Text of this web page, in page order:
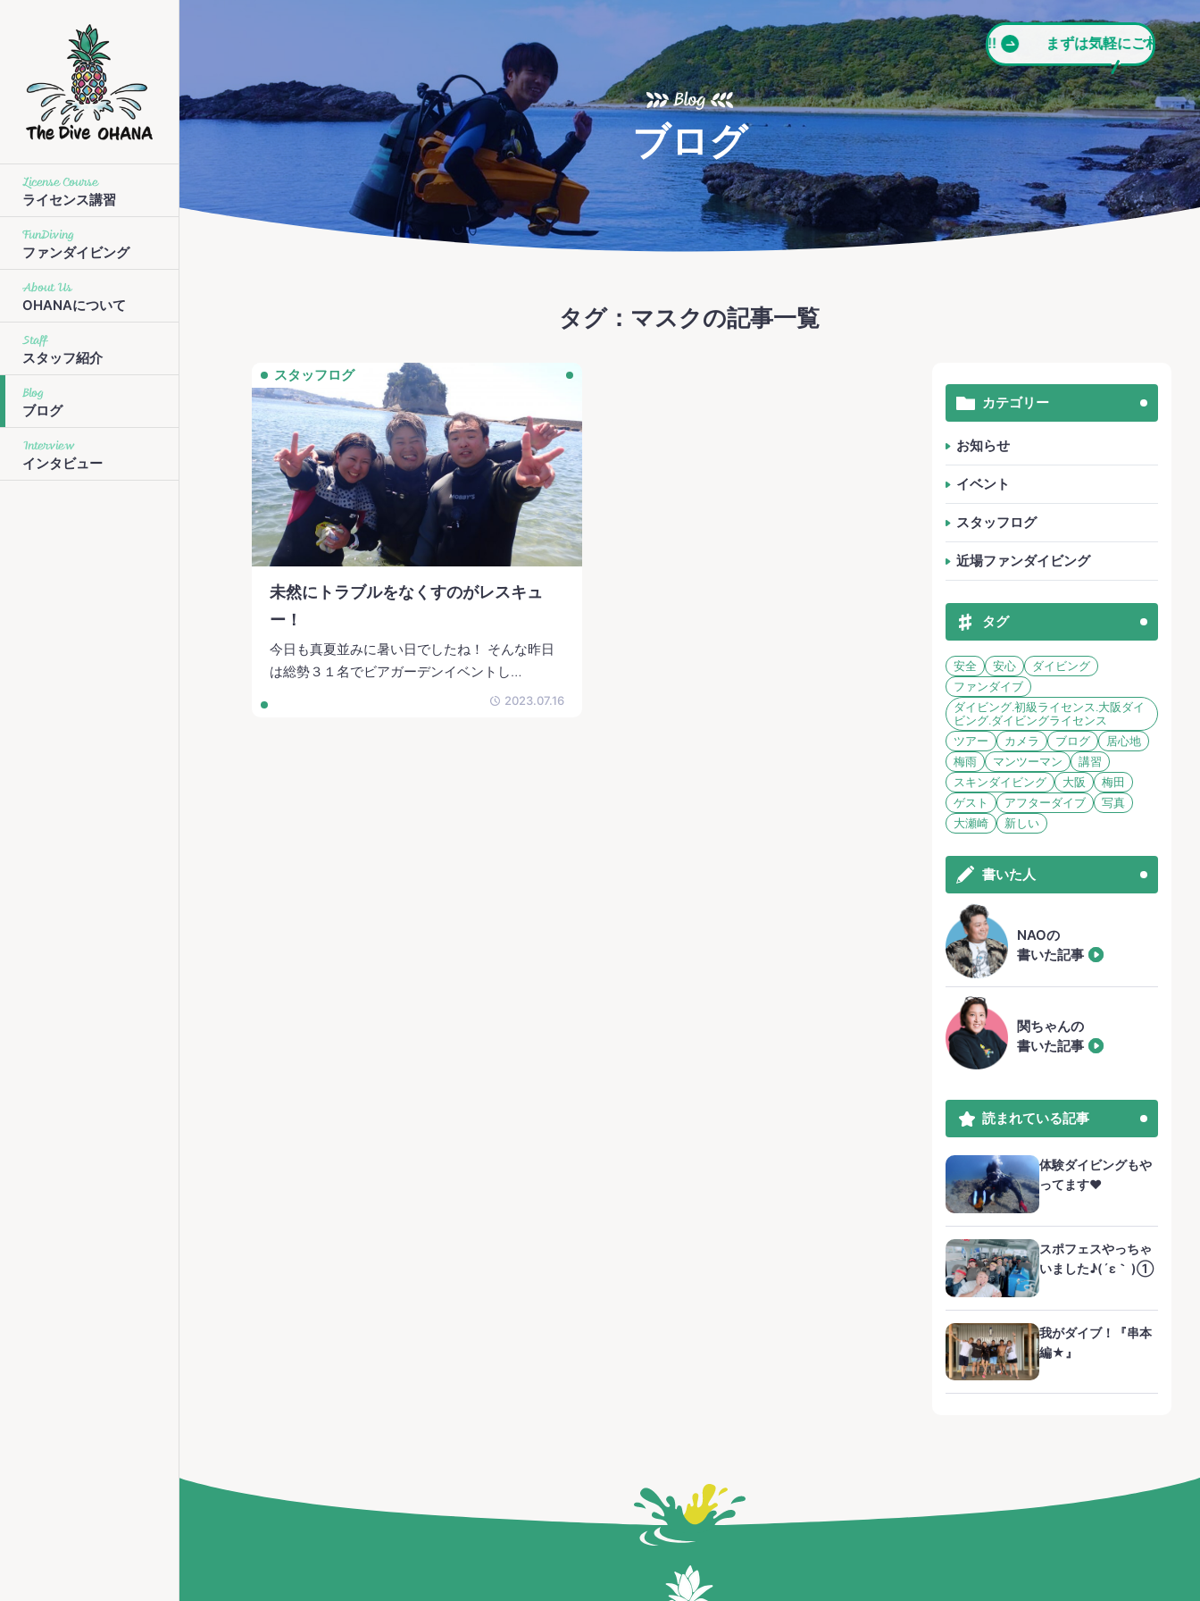
License Course
ライセンス講習
FunDiving
ファンダイビング
About Us
OHANAについて
Staff
スタッフ紹介
Blog
ブログ
Interview
インタビュー
まずは気軽にご相談ください!! まずは気軽にご相談くださ
Blog
ブログ
タグ：マスクの記事一覧
スタッフログ
未然にトラブルをなくすのがレスキュ
ー！
今日も真夏並みに暑い日でしたね！ そんな昨日
は総勢３１名でビアガーデンイベントし…
2023.07.16
カテゴリー
お知らせ
イベント
スタッフログ
近場ファンダイビング
タグ
安全 安心
ダイビング
ファンダイブ
ダイビング.初級ライセンス.大阪ダイ
ビング.ダイビングライセンス
ツアー
カメラ ブログ
居心地
梅雨
マンツーマン
講習
スキンダイビング
大阪
梅田
ゲスト
アフターダイブ
写真
大瀬崎
新しい
書いた人
NAOの
書いた記事
関ちゃんの
書いた記事
読まれている記事
体験ダイビングもや
ってます❤️
スポフェスやっちゃ
いました♪(´ε｀ )①
我がダイブ！『串本
編★』